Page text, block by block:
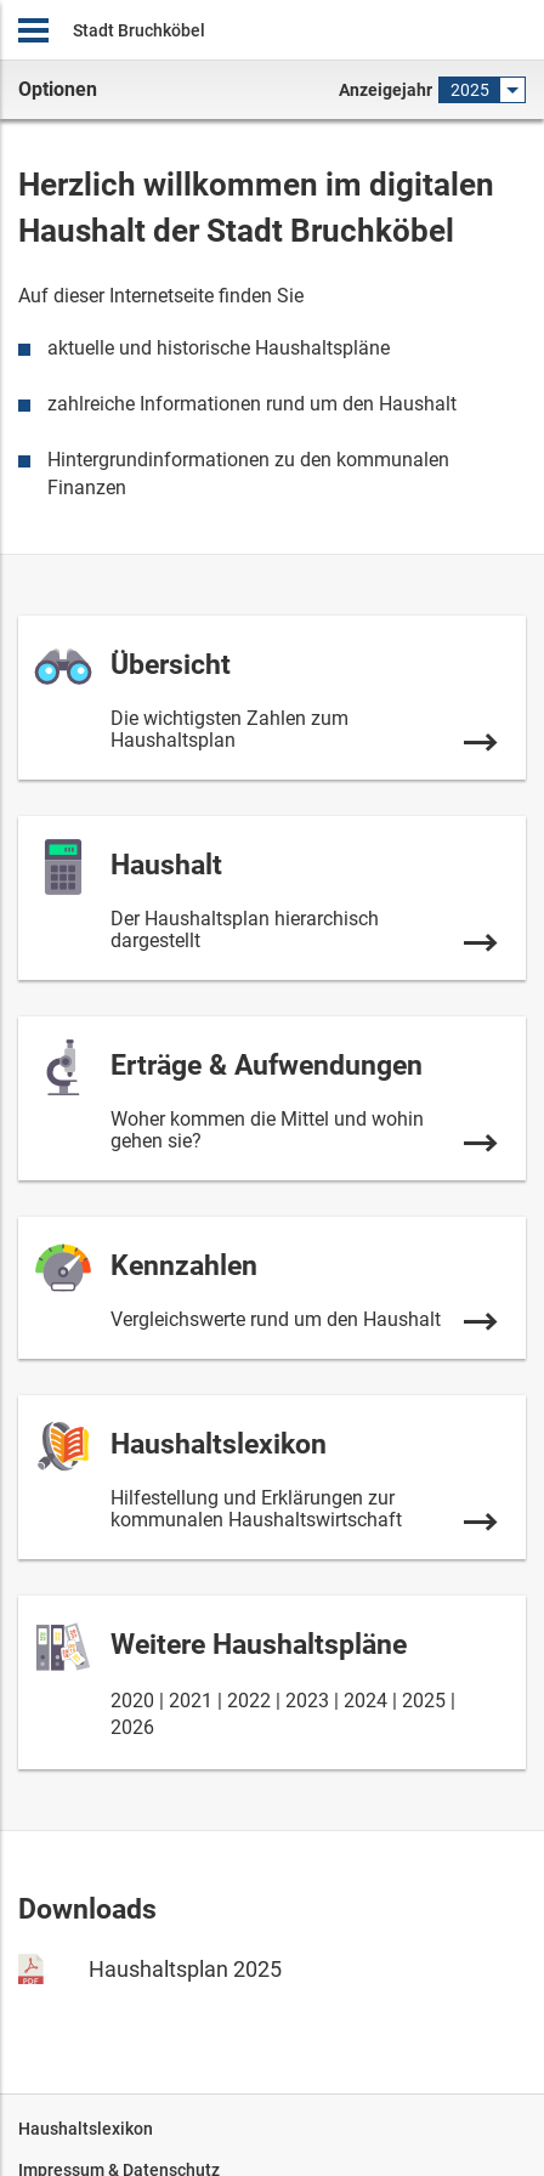
Stadt Bruchköbel
Optionen Anzeigejahr 2025
Herzlich willkommen im digitalen
Haushalt der Stadt Bruchköbel
Auf dieser Internetseite finden Sie
aktuelle und historische Haushaltspläne
zahlreiche Informationen rund um den Haushalt
Hintergrundinformationen zu den kommunalen
Finanzen
Übersicht
Die wichtigsten Zahlen zum
Haushaltsplan
Haushalt
Der Haushaltsplan hierarchisch
dargestellt
Erträge & Aufwendungen
Woher kommen die Mittel und wohin
gehen sie?
Kennzahlen
Vergleichswerte rund um den Haushalt
Haushaltslexikon
Hilfestellung und Erklärungen zur
kommunalen Haushaltswirtschaft
Weitere Haushaltspläne
2020 2021 2022 2023 2024
2025
2026
Downloads
Haushaltsplan 2025
Haushaltslexikon
Impressum & Datenschutz